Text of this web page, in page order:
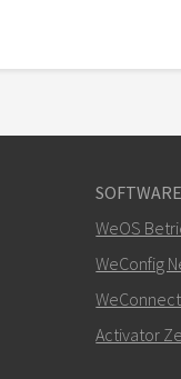
WeOS
WeConfig
Activator